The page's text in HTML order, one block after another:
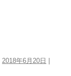
2018年6月20日